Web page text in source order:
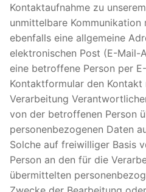
Kontaktaufnahme zu
unmittelbare
ebenfalls eine allgemeine
elektronischen Post (E-Mail-
eine betroffene Person per
Kontaktformular den
Verarbeitung
von der betroffenen Person
personenbezogenen Daten
Solche auf freiwilliger Basis
Person an den für die
übermittelten